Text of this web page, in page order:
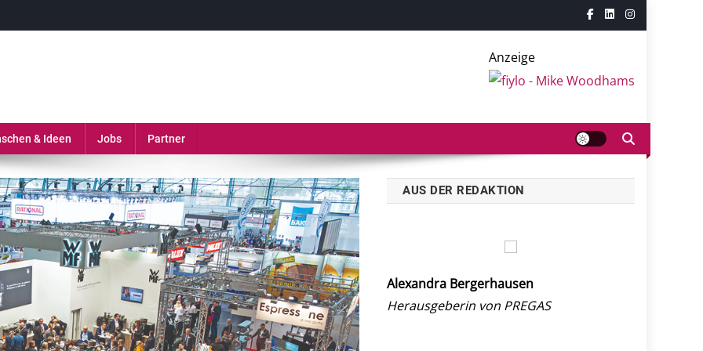
Anzeige
& Ideen Jobs Partner
AUS DER REDAKTION
Alexandra Bergerhausen
Herausgeberin von PREGAS